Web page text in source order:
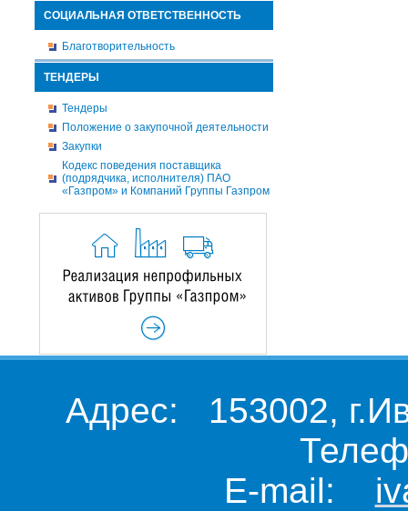
СОЦИАЛЬНАЯ ОТВЕТСТВЕННОСТЬ
Благотворительность
ТЕНДЕРЫ
Тендеры
Положение о закупочной деятельности
Закупки
Кодекс поведения поставщика
(подрядчика, исполнителя) ПАО
«Газпром» и Компаний Группы Газпром
Адрес: 153002,
E-mail: